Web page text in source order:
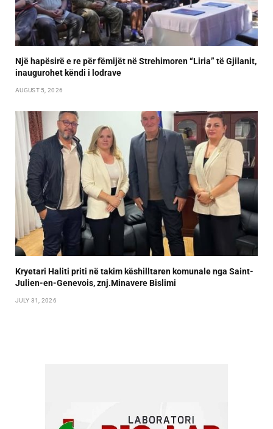
Një hapësirë e re për fëmijët në Strehimoren “Liria” të Gjilanit,
inaugurohet këndi i lodrave
AUGUST 5, 2026
Kryetari Haliti priti në takim këshilltaren komunale nga Saint-
Julien-en-Genevois, znj.Minavere Bislimi
JULY 31, 2026